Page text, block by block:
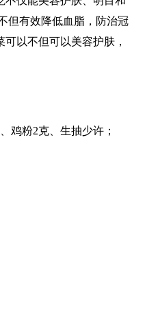
但有效降低血脂，防治冠
以不但可以美容护肤，
鸡粉2克、生抽少许；